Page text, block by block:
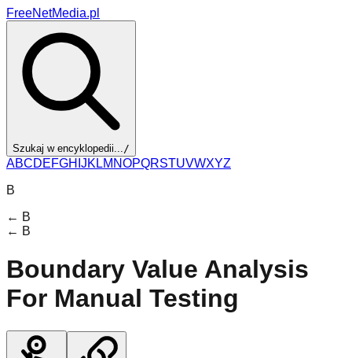
FreeNetMedia.pl
Szukaj w encyklopedii.../
ABCDEFGH JK LM NOPQRSTUVWXYZ
B
← B
← B
Boundary Value Analysis
For Manual Testing